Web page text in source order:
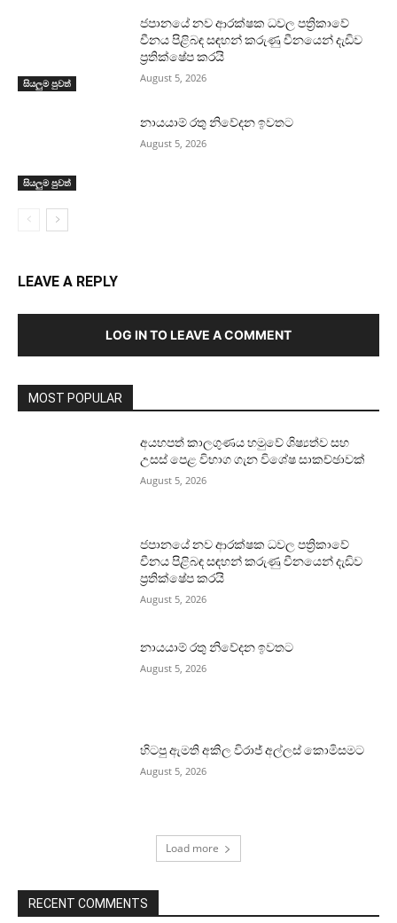
සියලුම පුවත්
ජපානයේ නව ආරක්ෂක ධවල පත්‍රිකාවේ
චීනය පිළිබඳ සඳහන් කරුණු චීනයෙන් දැඩිව
ප්‍රතික්ෂේප කරයි
August 5, 2026
සියලුම පුවත්
නායයාම් රතු නිවේදන ඉවතට
August 5, 2026
LEAVE A REPLY
LOG IN TO LEAVE A COMMENT
MOST POPULAR
අයහපත් කාලගුණය හමුවේ ශිෂ්‍යත්ව සහ
උසස් පෙළ විභාග ගැන විශේෂ සාකච්ඡාවක්
August 5, 2026
ජපානයේ නව ආරක්ෂක ධවල පත්‍රිකාවේ
චීනය පිළිබඳ සඳහන් කරුණු චීනයෙන් දැඩිව
ප්‍රතික්ෂේප කරයි
August 5, 2026
නායයාම් රතු නිවේදන ඉවතට
August 5, 2026
හිටපු ඇමති අකිල විරාජ් අල්ලස් කොමිසමට
August 5, 2026
Load more
RECENT COMMENTS